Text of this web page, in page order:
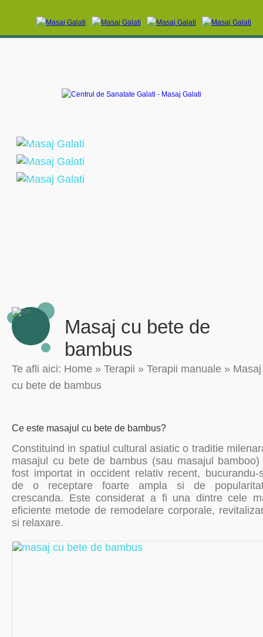
Masaj cu bete de
bambus
Te afli aici: Home » Terapii » Terapii manuale » Masaj
cu bete de bambus
Ce este masajul cu bete de bambus?
Constituind in spatiul cultural asiatic o traditie
masajul cu bete de bambus (sau masajul bamboo)
fost importat in occident relativ recent, bucurandu-
de o receptare foarte ampla si de
crescanda. Este considerat a fi una dintre cele
eficiente metode de remodelare corporale,
si relaxare.